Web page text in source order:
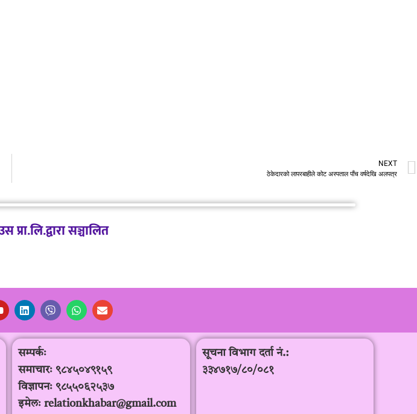
NEXT
ठेकेदारको लापरबाहीले कोट अस्पताल पाँच वर्षदेखि अलपत्र
प्रा.लि.द्वारा सञ्चालित
सम्पर्कः
समाचारः ९८४५०४९१५९
विज्ञापनः ९८५५०६२५३७
इमेलः relationkhabar@gmail.com
सूचना विभाग दर्ता नं.:
३३४७१७/८०/०८१